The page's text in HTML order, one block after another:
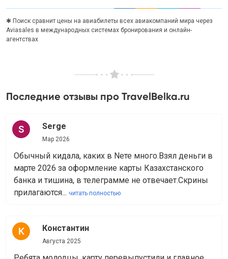
✱ Поиск сравнит цены на авиабилеты всех авиакомпаний мира через
Aviasales в международных системах бронирования и онлайн-
агентствах
Последние отзывы про TravelBelka.ru
Serge
Мар 2026
Обычный кидала, каких в Nете много.Взял деньги в
марте 2026 за оформление карты Казахстанского
банка и тишина, в телеграмме не отвечает.Скрины
прилагаются... читать полностью
Константин
Августа 2025